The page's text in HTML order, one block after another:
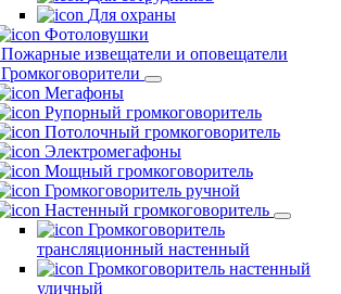
Для охраны
Фотоловушки
Пожарные извещатели и оповещатели
Громкоговорители
Мегафоны
Рупорный громкоговоритель
Потолочный громкоговоритель
Электромегафоны
Мощный громкоговоритель
Громкоговоритель ручной
Настенный громкоговоритель
Громкоговоритель
трансляционный настенный
Громкоговоритель настенный
уличный